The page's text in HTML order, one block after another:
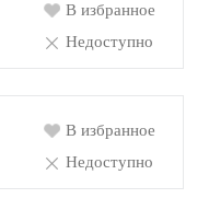
В избранное
Недоступно
В избранное
Недоступно